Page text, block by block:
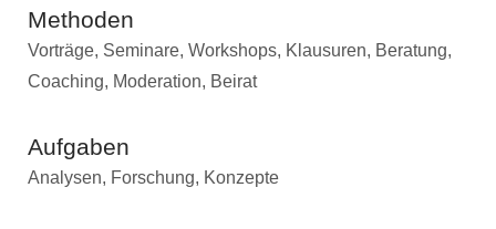
Methoden
Vorträge, Seminare, Workshops, Klausuren, Beratung,
Coaching, Moderation, Beirat
Aufgaben
Analysen, Forschung, Konzepte